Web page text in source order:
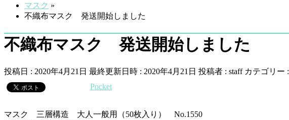
マスク »
不織布マスク 発送開始しました
不織布マスク 発送開始しました
投稿日 : 2020年4月21日 最終更新日時 : 2020年4月21日 投稿者 : staff カテゴリー :
Pocket
マスク 三層構造 大人一般用（50枚入り） No.1550